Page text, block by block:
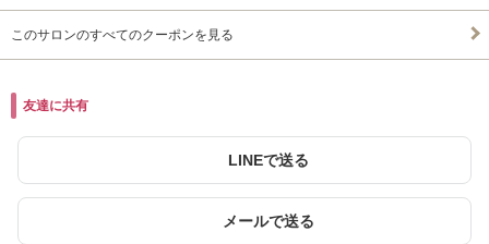
このサロンのすべてのクーポンを見る
友達に共有
LINEで送る
メールで送る